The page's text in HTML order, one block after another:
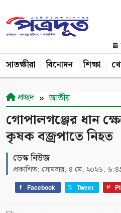
সাতক্ষীরা বিনোদন শিক্ষা
প্রচ্ছদ জাতীয়
গোপালগঞ্জের ধান
কৃষক বজ্রপাতে নিহত
ডেস্ক নিউজ
প্রকাশিত: সোমবার, ৪ মে, ২০২৬,
Facebook Tweet